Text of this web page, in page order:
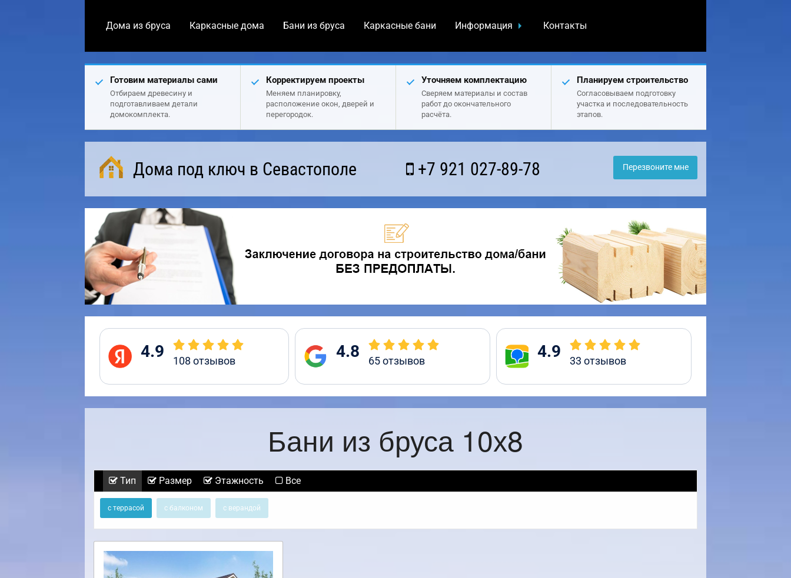
Дома из бруса Каркасные дома Бани из бруса Каркасные бани Информация Контакты
Готовим материалы сами
Отбираем древесину и
подготавливаем детали
домокомплекта.
Корректируем проекты
Меняем планировку,
расположение окон, дверей и
перегородок.
Уточняем комплектацию
Сверяем материалы и состав
работ до окончательного
расчёта.
Планируем строительство
Согласовываем подготовку
участка и последовательность
этапов.
Дома под ключ в Севастополе +7 921 027-89-78 Перезвоните мне
4.9 108 отзывов 4.8 65отзывов 4.9 33 отзывов
Бани из бруса 10х8
Тип Размер Этажность Все
с террасой с балконом с верандой